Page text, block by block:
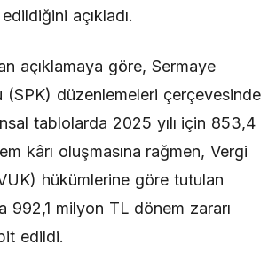
açıkladı.
açıklamaya göre, Sermaye
(SPK) düzenlemeleri çerçevesinde
tablolarda 2025 yılı için 853,4
kârı oluşmasına rağmen, Vergi
hükümlerine göre tutulan
992,1 milyon TL dönem zararı
edildi.